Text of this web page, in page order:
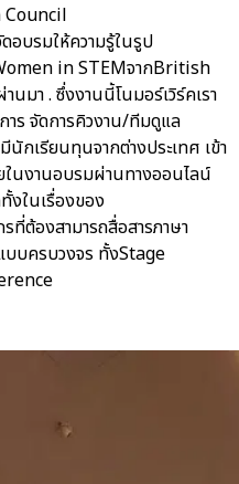
อบรมให้ความรู้ในรูป
in STEMจากBritish
มา . ซึ่งงานนี้โนมอร์เวิร์คเรา
ร จัดการคิวงาน/ทีมดูแล
กเรียนทุนจากต่างประเทศ เข้า
นงานอบรมผ่านทางออนไลน์
งในเรื่องของ
ที่ต้องสามารถสื่อสารภาษา
บครบวงจร ทั้งStage